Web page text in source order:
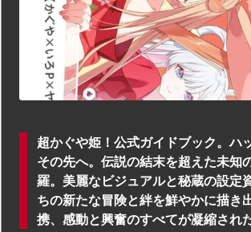
超かぐや姫！公式ガイドブック。ハ
その先へ。伝説の結末を超えた未知
羅。美麗なビジュアルと秘蔵の設定
ちの新たな冒険と絆を鮮やかに描き
携、感動と興奮のすべてが凝縮され